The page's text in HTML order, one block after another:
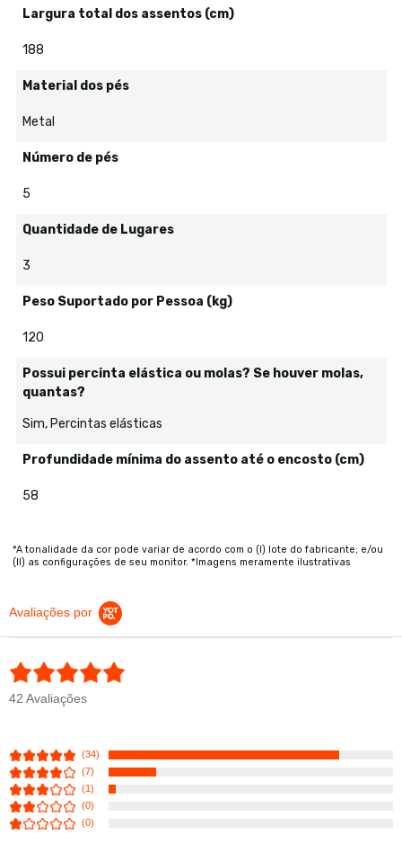
Largura total dos assentos (cm)
188
Material dos pés
Metal
Número de pés
5
Quantidade de Lugares
3
Peso Suportado por Pessoa (kg)
120
Possui percinta elástica ou molas? Se houver molas,
quantas?
Sim, Percintas elásticas
Profundidade mínima do assento até o encosto (cm)
58
*A tonalidade da cor pode variar de acordo com o (I) lote do fabricante; e/ou
(II) as configurações de seu monitor. *Imagens meramente ilustrativas
Avaliações por
42 Avaliações
(34)
(7)
(1)
(0)
(0)